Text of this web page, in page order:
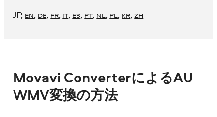
JP, EN, DE, FR, IT, ES, PT, NL, PL, KR,ZH
Movavi ConverterによるAU
WMV変換の方法